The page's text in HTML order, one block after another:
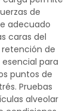
de
adecuado
caras del
de
para
puntos de
Pruebas
alveolar